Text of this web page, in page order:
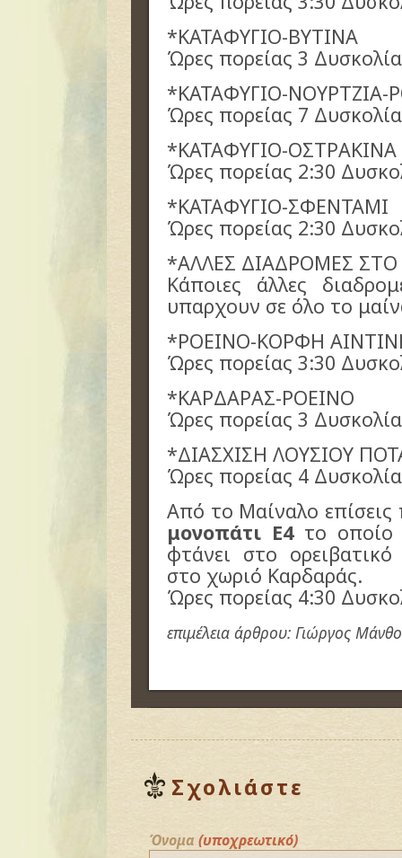
*ΚΑΤΑΦΥΓΙΟ-ΒΥΤΙΝΑ
Ώρες πορείας 3
*ΚΑΤΑΦΥΓΙΟ-ΝΟΥΡΤΖΙΑ-
Ώρες πορείας 7
*ΚΑΤΑΦΥΓΙΟ-ΟΣΤΡΑΚΙΝΑ
Ώρες πορείας 2:30
*ΚΑΤΑΦΥΓΙΟ-ΣΦΕΝΤΑΜΙ
Ώρες πορείας 2:30
*ΑΛΛΕΣ ΔΙΑΔΡΟΜΕΣ
Κάποιες άλλες
υπαρχουν σε όλο το
*ΡΟΕΙΝΟ-ΚΟΡΦΗ
Ώρες πορείας 3:30
*ΚΑΡΔΑΡΑΣ-ΡΟΕΙΝΟ
Ώρες πορείας 3
*ΔΙΑΣΧΙΣΗ ΛΟΥΣΙΟΥ
Ώρες πορείας 4
Από το Μαίναλο επίσεις
μονοπάτι Ε4 το οποίο
φτάνει στο
στο χωριό Καρδαράς.
Ώρες πορείας 4:30
επιμέλεια άρθρου: Γιώργος
Σχολιάστε
Όνομα (υποχρεωτικό)